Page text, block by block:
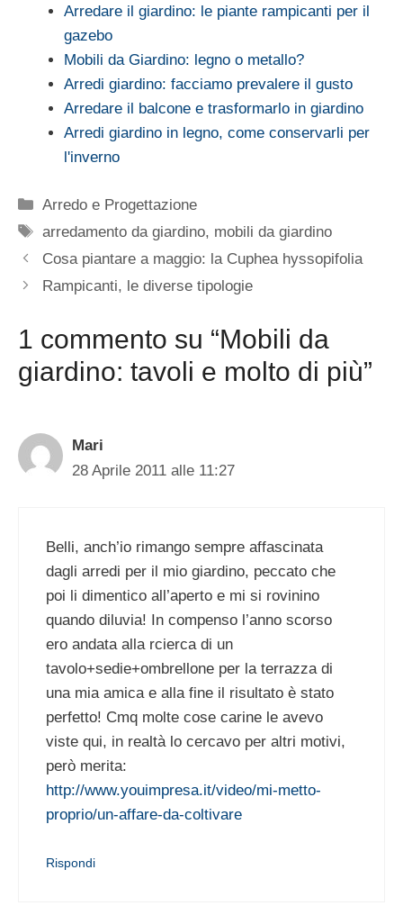
Arredare il giardino: le piante rampicanti per il
gazebo
Mobili da Giardino: legno o metallo?
Arredi giardino: facciamo prevalere il gusto
Arredare il balcone e trasformarlo in giardino
Arredi giardino in legno, come conservarli per
l'inverno
Categorie
Arredo e Progettazione
Tag
arredamento da giardino, mobili da giardino
Cosa piantare a maggio: la Cuphea hyssopifolia
Rampicanti, le diverse tipologie
1 commento su “Mobili da
giardino: tavoli e molto di più”
Mari
28 Aprile 2011 alle 11:27
Belli, anch’io rimango sempre affascinata
dagli arredi per il mio giardino, peccato che
poi li dimentico all’aperto e mi si rovinino
quando diluvia! In compenso l’anno scorso
ero andata alla rcierca di un
tavolo+sedie+ombrellone per la terrazza di
una mia amica e alla fine il risultato è stato
perfetto! Cmq molte cose carine le avevo
viste qui, in realtà lo cercavo per altri motivi,
però merita:
http://www.youimpresa.it/video/mi-metto-
proprio/un-affare-da-coltivare
Rispondi